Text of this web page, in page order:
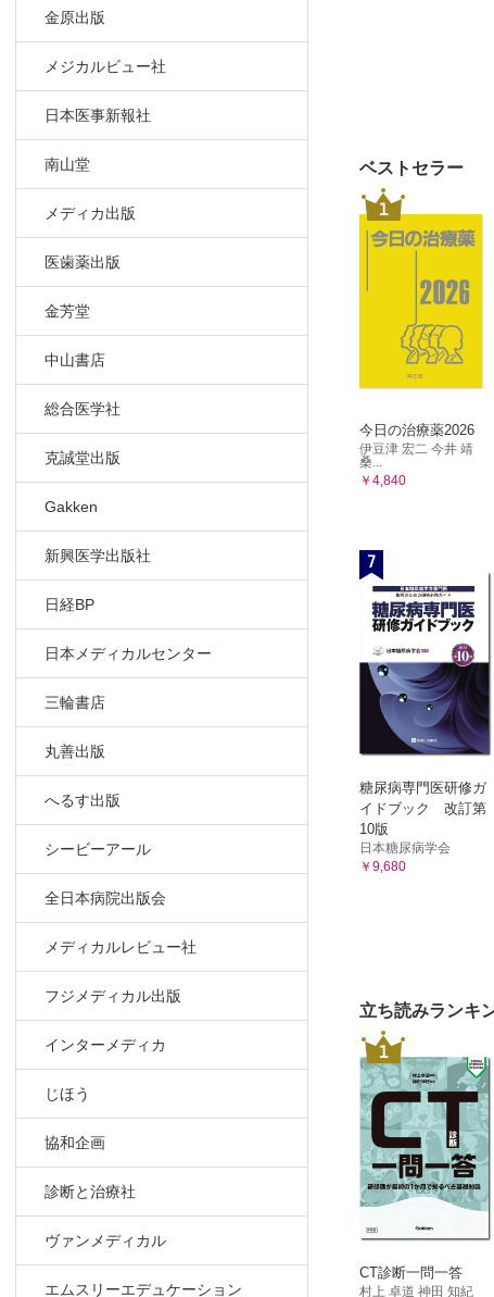
金原出版
メジカルビュー社
日本医事新報社
南山堂
メディカ出版
医歯薬出版
金芳堂
中山書店
総合医学社
克誠堂出版
Gakken
新興医学出版社
日経BP
日本メディカルセンター
三輪書店
丸善出版
へるす出版
シービーアール
全日本病院出版会
メディカルレビュー社
フジメディカル出版
インターメディカ
じほう
協和企画
診断と治療社
ヴァンメディカル
エムスリーエデュケーション
ベストセラー
1
今日の治療薬2026
伊豆津 宏二 今井 靖
桑...
￥4,840
7
糖尿病専門医研修ガ
イドブック 改訂第
10版
日本糖尿病学会
￥9,680
立ち読みランキ
1
CT診断一問一答
村上 卓道 神田 知紀